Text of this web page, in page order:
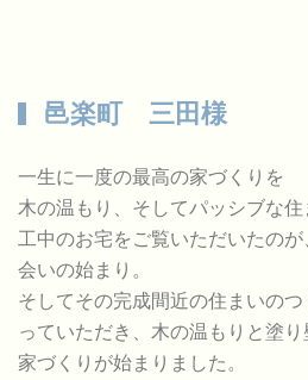
邑楽町 三田様
一生に一度の最高の家づくりを
木の温もり、そしてパッシブな
工中のお宅をご覧いただいたの
会いの始まり。
そしてその完成間近の住まいの
っていただき、木の温もりと塗
家づくりが始まりました。